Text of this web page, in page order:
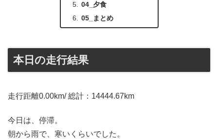
04_夕食
05_まとめ
本日の走行結果
走行距離0.00km/ 総計：14444.67km
今日は、停滞。
朝から雨で、寒いくらいでした。